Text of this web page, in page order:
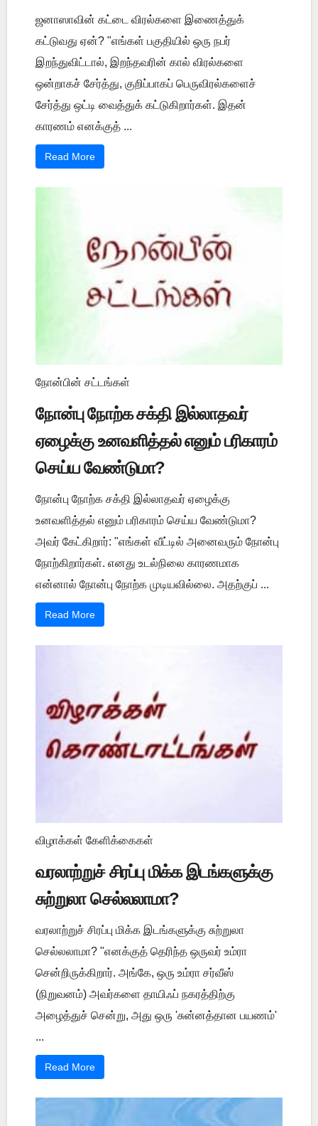
ஜனாஸாவின் கட்டை விரல்களை இணைத்துக்
கட்டுவது ஏன்? "எங்கள் பகுதியில் ஒரு நபர்
இறந்துவிட்டால், இறந்தவரின் கால் விரல்களை
ஒன்றாகச் சேர்த்து, குறிப்பாகப் பெருவிரல்களைச்
சேர்த்து ஒட்டி வைத்துக் கட்டுகிறார்கள். இதன்
காரணம் எனக்குத் ...
Read More
நோன்பின் சட்டங்கள்
நோன்பு நோற்க சக்தி இல்லாதவர்
ஏழைக்கு உனவளித்தல் எனும் பரிகாரம்
செய்ய வேண்டுமா?
நோன்பு நோற்க சக்தி இல்லாதவர் ஏழைக்கு
உனவளித்தல் எனும் பரிகாரம் செய்ய வேண்டுமா?
அவர் கேட்கிறார்: "எங்கள் வீட்டில் அனைவரும் நோன்பு
நோற்கிறார்கள். எனது உடல்நிலை காரணமாக
என்னால் நோன்பு நோற்க முடியவில்லை. அதற்குப் ...
Read More
விழாக்கள் கேளிக்கைகள்
வரலாற்றுச் சிரப்பு மிக்க இடங்களுக்கு
சுற்றுலா செல்லலாமா?
வரலாற்றுச் சிரப்பு மிக்க இடங்களுக்கு சுற்றுலா
செல்லலாமா? "எனக்குத் தெரிந்த ஒருவர் உம்ரா
சென்றிருக்கிறார். அங்கே, ஒரு உம்ரா சர்வீஸ்
(நிறுவனம்) அவர்களை தாயிஃப் நகரத்திற்கு
அழைத்துச் சென்று, அது ஒரு 'சுன்னத்தான பயணம்'
...
Read More